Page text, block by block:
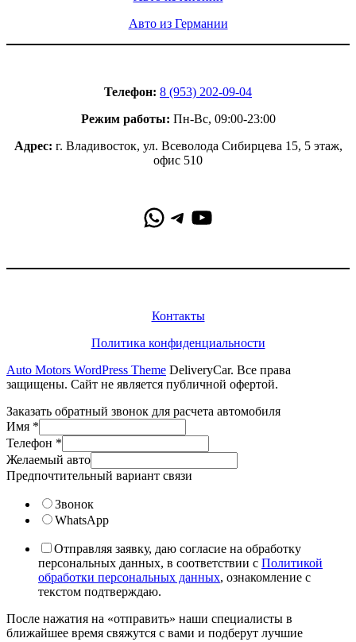
Авто из Германии
Телефон: 8 (953) 202-09-04
Режим работы: Пн-Вс, 09:00-23:00
Адрес: г. Владивосток, ул. Всеволода Сибирцева 15, 5 этаж,
офис 510
WhatsApp
Telegram
YouTube
Контакты
Политика конфиденциальности
Auto Motors WordPress Theme DeliveryCar. Все права
защищены. Сайт не является публичной офертой.
Заказать обратный звонок для расчета автомобиля
Имя *
Телефон *
Желаемый авто
Предпочтительный вариант связи
Звонок
WhatsApp
Отправляя заявку, даю согласие на обработку
персональных данных, в соответствии с Политикой
обработки персональных данных, ознакомление с
текстом подтверждаю.
После нажатия на «отправить» наши специалисты в
ближайшее время свяжутся с вами и подберут лучшие